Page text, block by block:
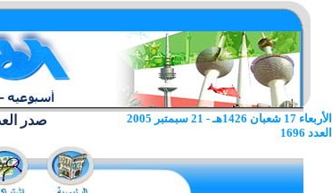
صدر العدد
الأربعاء 17 شعبان 1426هـ - 21 سبمتبر 2005
العدد 1696